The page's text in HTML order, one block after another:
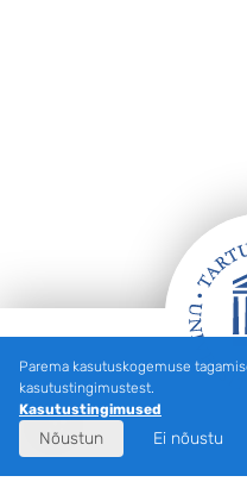
Jalus
Parema kasutuskogemuse
kasutustingimustest.
Kasutustingimused
Nõustun Ei nõustu